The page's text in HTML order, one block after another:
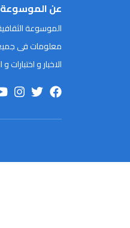
عن الموسوعة
الموسوعة
معلومات فى
الاخبار و اختبارات